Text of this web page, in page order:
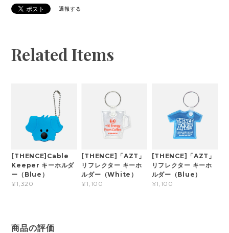
通報する
Related Items
[THENCE]Cable
Keeper キーホルダ
ー（Blue）
¥1,320
[THENCE]「AZT」
リフレクター キーホ
ルダー（White）
¥1,100
[THENCE]「AZT」
リフレクター キーホ
ルダー（Blue）
¥1,100
商品の評価